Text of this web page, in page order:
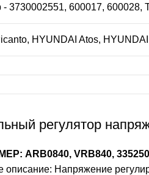
- 3730002551, 600017, 600028,
HYUNDAI Atos,
регулятор
ARB0840, VRB840,
описание: Напряжение